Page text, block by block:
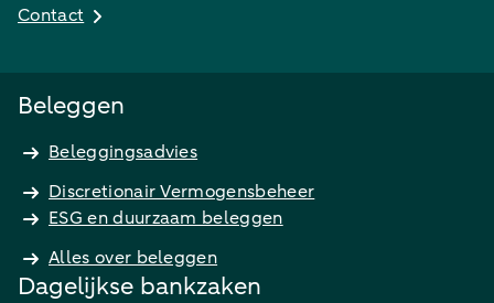
Contact
Beleggen
Beleggingsadvies
Discretionair Vermogensbeheer
ESG en duurzaam beleggen
Alles over beleggen
Dagelijkse bankzaken